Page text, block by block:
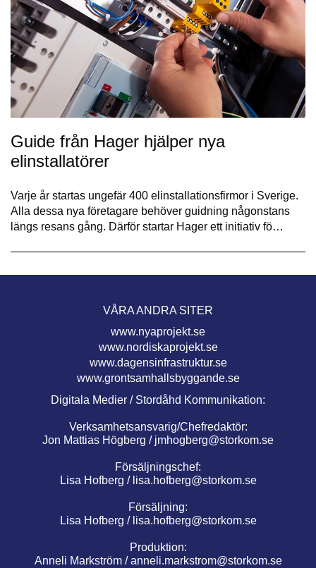
Guide från Hager hjälper nya
elinstallatörer
Varje år startas ungefär 400 elinstallationsfirmor i Sverige.
Alla dessa nya företagare behöver guidning någonstans
längs resans gång. Därför startar Hager ett initiativ fö…
VÅRA ANDRA SITER
www.nyaprojekt.se
www.nordiskaprojekt.se
www.dagensinfrastruktur.se
www.grontsamhallsbyggande.se
Digitala Medier / Stordåhd Kommunikation:
Verksamhetsansvarig/Chefredaktör:
Jon Mattias Högberg / jmhogberg@storkom.se
Försäljningschef:
Lisa Hofberg / lisa.hofberg@storkom.se
Försäljning:
Lisa Hofberg / lisa.hofberg@storkom.se
Produktion:
Anneli Markström /anneli.markstrom@storkom.se